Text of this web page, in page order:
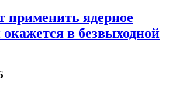
применить ядерное
в безвыходной